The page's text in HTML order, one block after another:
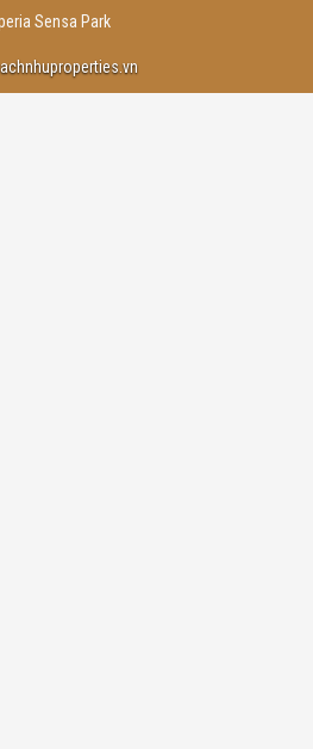
Sensa Park